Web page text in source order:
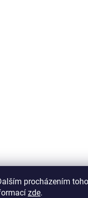
procházením
zde.